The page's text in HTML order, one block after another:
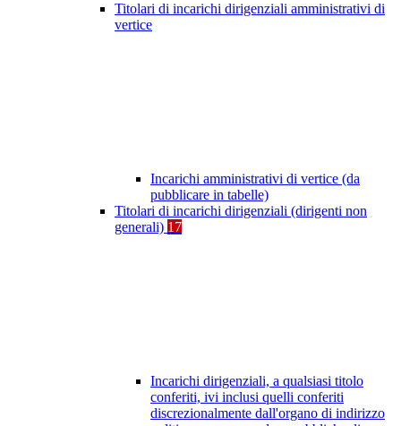
Titolari di incarichi dirigenziali amministrativi di
vertice
Incarichi amministrativi di vertice (da
pubblicare in tabelle)
Titolari di incarichi dirigenziali (dirigenti non
generali) 17
Incarichi dirigenziali, a qualsiasi titolo
conferiti, ivi inclusi quelli conferiti
discrezionalmente dall'organo di indirizzo